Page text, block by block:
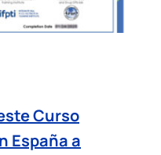
Curso
España a